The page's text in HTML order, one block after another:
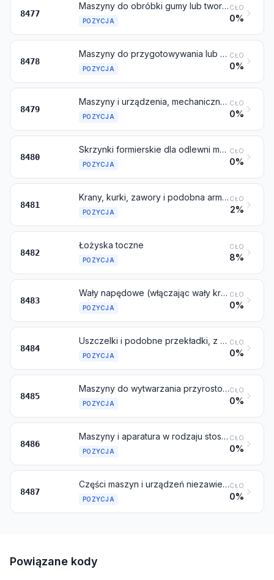
8477
Maszyny do obróbki gumy lub tworzyw sztucznych lub do produkcji wyrobów z tych materiałów, niewymienione ani niewłączone gdzie indziej w niniejszym dziale
POZYCJA
CŁO
0%
8478
Maszyny do przygotowywania lub przerobu tytoniu, niewymienione ani niewłączone gdzie indziej w niniejszym dziale
POZYCJA
CŁO
0%
8479
Maszyny i urządzenia, mechaniczne, posiadające indywidualne funkcje, niewymienione ani niewłączone gdzie indziej w niniejszym dziale
POZYCJA
CŁO
0%
8480
Skrzynki formierskie dla odlewni metali; płyty podmodelowe; modele odlewnicze; formy do metali (inne niż wlewnice), węglików metali, szkła, materiałów mineralnych, gumy lub tworzyw sztucznych
POZYCJA
CŁO
0%
8481
Krany, kurki, zawory i podobna armatura do rur, płaszczy kotłów, zbiorników, kadzi lub tym podobnych, włączając zawory redukcyjne i zawory sterowane termostatycznie
POZYCJA
CŁO
2%
8482
Łożyska toczne
POZYCJA
CŁO
8%
8483
Wały napędowe (włączając wały krzywkowe i wały wykorbione) i korby; obudowy łożysk i łożyska ślizgowe; mechanizmy i przekładnie zębate; mechanizmy śrubowo-kulkowe lub śrubowo-wałeczkowe; skrzynie przekładniowe i pozostałe układy zmieniające prędkość, włączając przemienniki momentu obrotowego; koła zamachowe i koła pasowe lub linowe, włączając wielokrążki i zblocza; sprzęgła rozłączne i nierozłączne (włączając przeguby uniwersalne)
POZYCJA
CŁO
0%
8484
Uszczelki i podobne przekładki, z cienkiej blachy łączonej z innym materiałem lub z dwoma lub więcej warstwami metalu; zestawy lub komplety uszczelek i podobnych przekładek, różniących się między sobą, pakowane w torebki, koperty lub podobne opakowania; uszczelnienia mechaniczne
POZYCJA
CŁO
0%
8485
Maszyny do wytwarzania przyrostowego
POZYCJA
CŁO
0%
8486
Maszyny i aparatura w rodzaju stosowanych wyłącznie lub głównie do produkcji kryształów półprzewodnikowych lub płytek półprzewodnikowych, elementów półprzewodnikowych, elektronicznych układów scalonych lub płaskich wyświetlaczy; maszyny i aparaty wyszczególnione w uwadze 11 C do niniejszego działu; części i akcesoria
POZYCJA
CŁO
0%
8487
Części maszyn i urządzeń niezawierające złączy elektrycznych, izolatorów, uzwojeń, styków lub innych części elektrycznych, niewymienione ani niewłączone gdzie indziej w niniejszym dziale
POZYCJA
CŁO
0%
Powiązane kody